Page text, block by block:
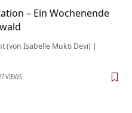
– Ein Wochenende
(von Isabelle Mukti Devi) |
VIEWS